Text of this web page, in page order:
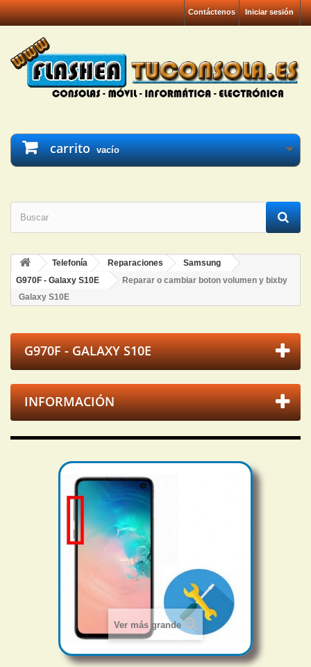
Iniciar sesión
Contáctenos
carrito vacío
Telefonía Reparaciones
Samsung
G970F - Galaxy S10E
Reparar o cambiar boton volumen y bixby
Galaxy S10E
G970F - GALAXY S10E
INFORMACIÓN
Ver más grande